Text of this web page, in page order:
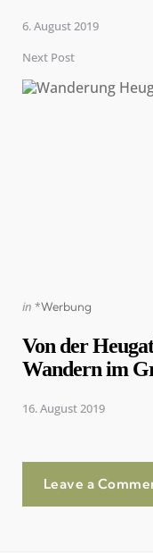
6. August 2019
Next Post
Posted
in *Werbung
Von der
Wandern im
16. August 2019
Leave a